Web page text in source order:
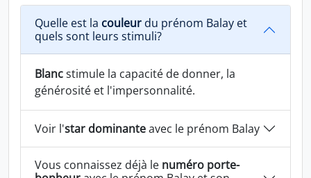
Quelle est la couleur du prénom Balay et
quels sont leurs stimuli?
Blancstimule la capacité de donner, la
générosité et l'impersonnalité.
Voir l'star dominanteavec le prénom Balay
Vous connaissez déjà le numéro porte-